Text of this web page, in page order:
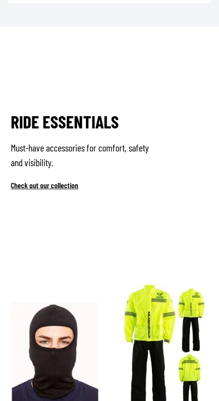
RIDE ESSENTIALS
Must-have accessories for comfort, safety
and visibility.
Check out our collection